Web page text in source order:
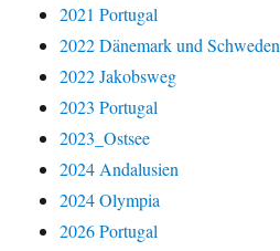
2021 Portugal
2022 Dänemark und Schweden
2022 Jakobsweg
2023 Portugal
2023_Ostsee
2024 Andalusien
2024 Olympia
2026 Portugal